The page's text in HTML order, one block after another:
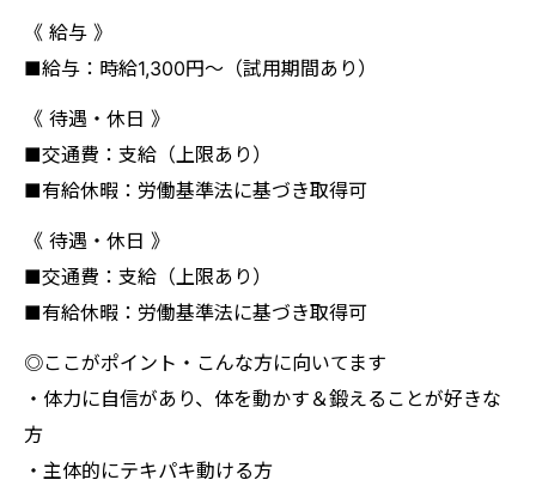
《 給与 》
■給与：時給1,300円〜（試用期間あり）
《 待遇・休日 》
■交通費：支給（上限あり）
■有給休暇：労働基準法に基づき取得可
《 待遇・休日 》
■交通費：支給（上限あり）
■有給休暇：労働基準法に基づき取得可
◎ここがポイント・こんな方に向いてます
・体力に自信があり、体を動かす＆鍛えることが好きな
方
・主体的にテキパキ動ける方